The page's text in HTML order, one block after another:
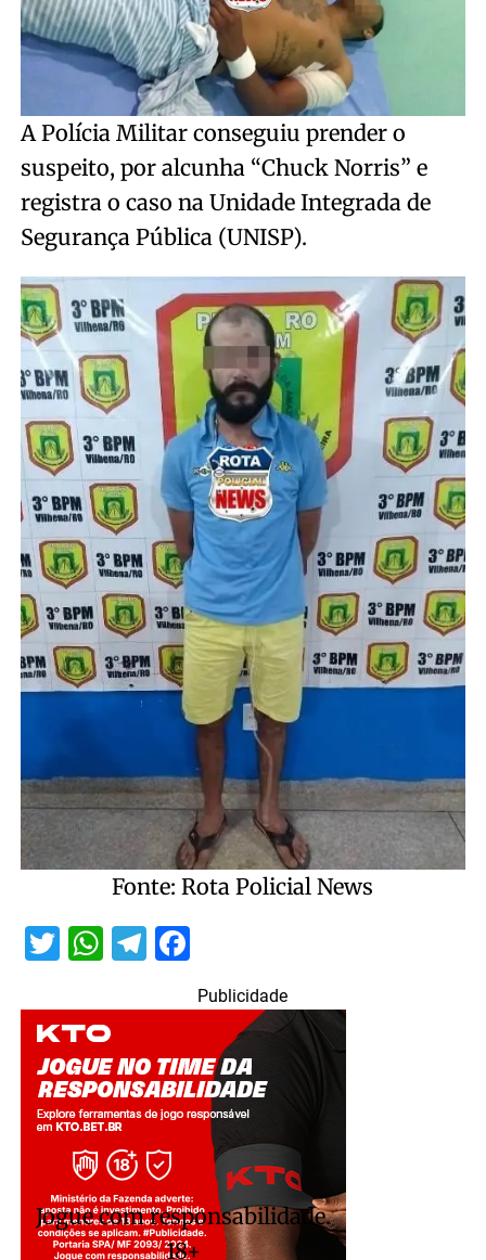
A Polícia Militar conseguiu prender o
suspeito, por alcunha “Chuck Norris” e
registra o caso na Unidade Integrada de
Segurança Pública (UNISP).
Fonte: Rota Policial News
Twitter
WhatsApp
Telegram
Facebook
Publicidade
Jogue com responsabilidade.
18+